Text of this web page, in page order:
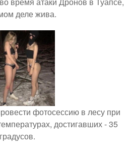
деле жива.
фотосессию в лесу при
достигавших - 35
градусов.